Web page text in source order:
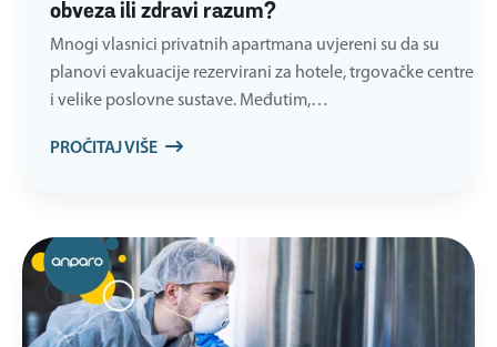
obveza ili zdravi razum?
Mnogi vlasnici privatnih apartmana uvjereni su da su
planovi evakuacije rezervirani za hotele, trgovačke centre
i velike poslovne sustave. Međutim,…
PROČITAJ VIŠE